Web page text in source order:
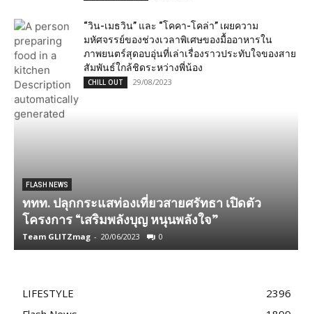
“วิน-เมธวิน” และ “โคคา-โคล่า” เผยความ
มหัศจรรย์ของช่วงเวลาพิเศษของมื้ออาหารใน
ภาพยนตร์สุดอบอุ่นที่เล่าเรื่องราวประทับใจของสาย
สัมพันธ์ใกล้ชิดระหว่างพี่น้อง
CHILL OUT 29/08/2023
FLASH NEWS
ททท. ปลุกกระแสท่องเที่ยวสายศรัทธา เปิดตัว
โครงการ “เสริมพลังบุญ หนุนพลังใจ”
Team GLITZmag - 20/06/2023 0
LIFESTYLE
2396